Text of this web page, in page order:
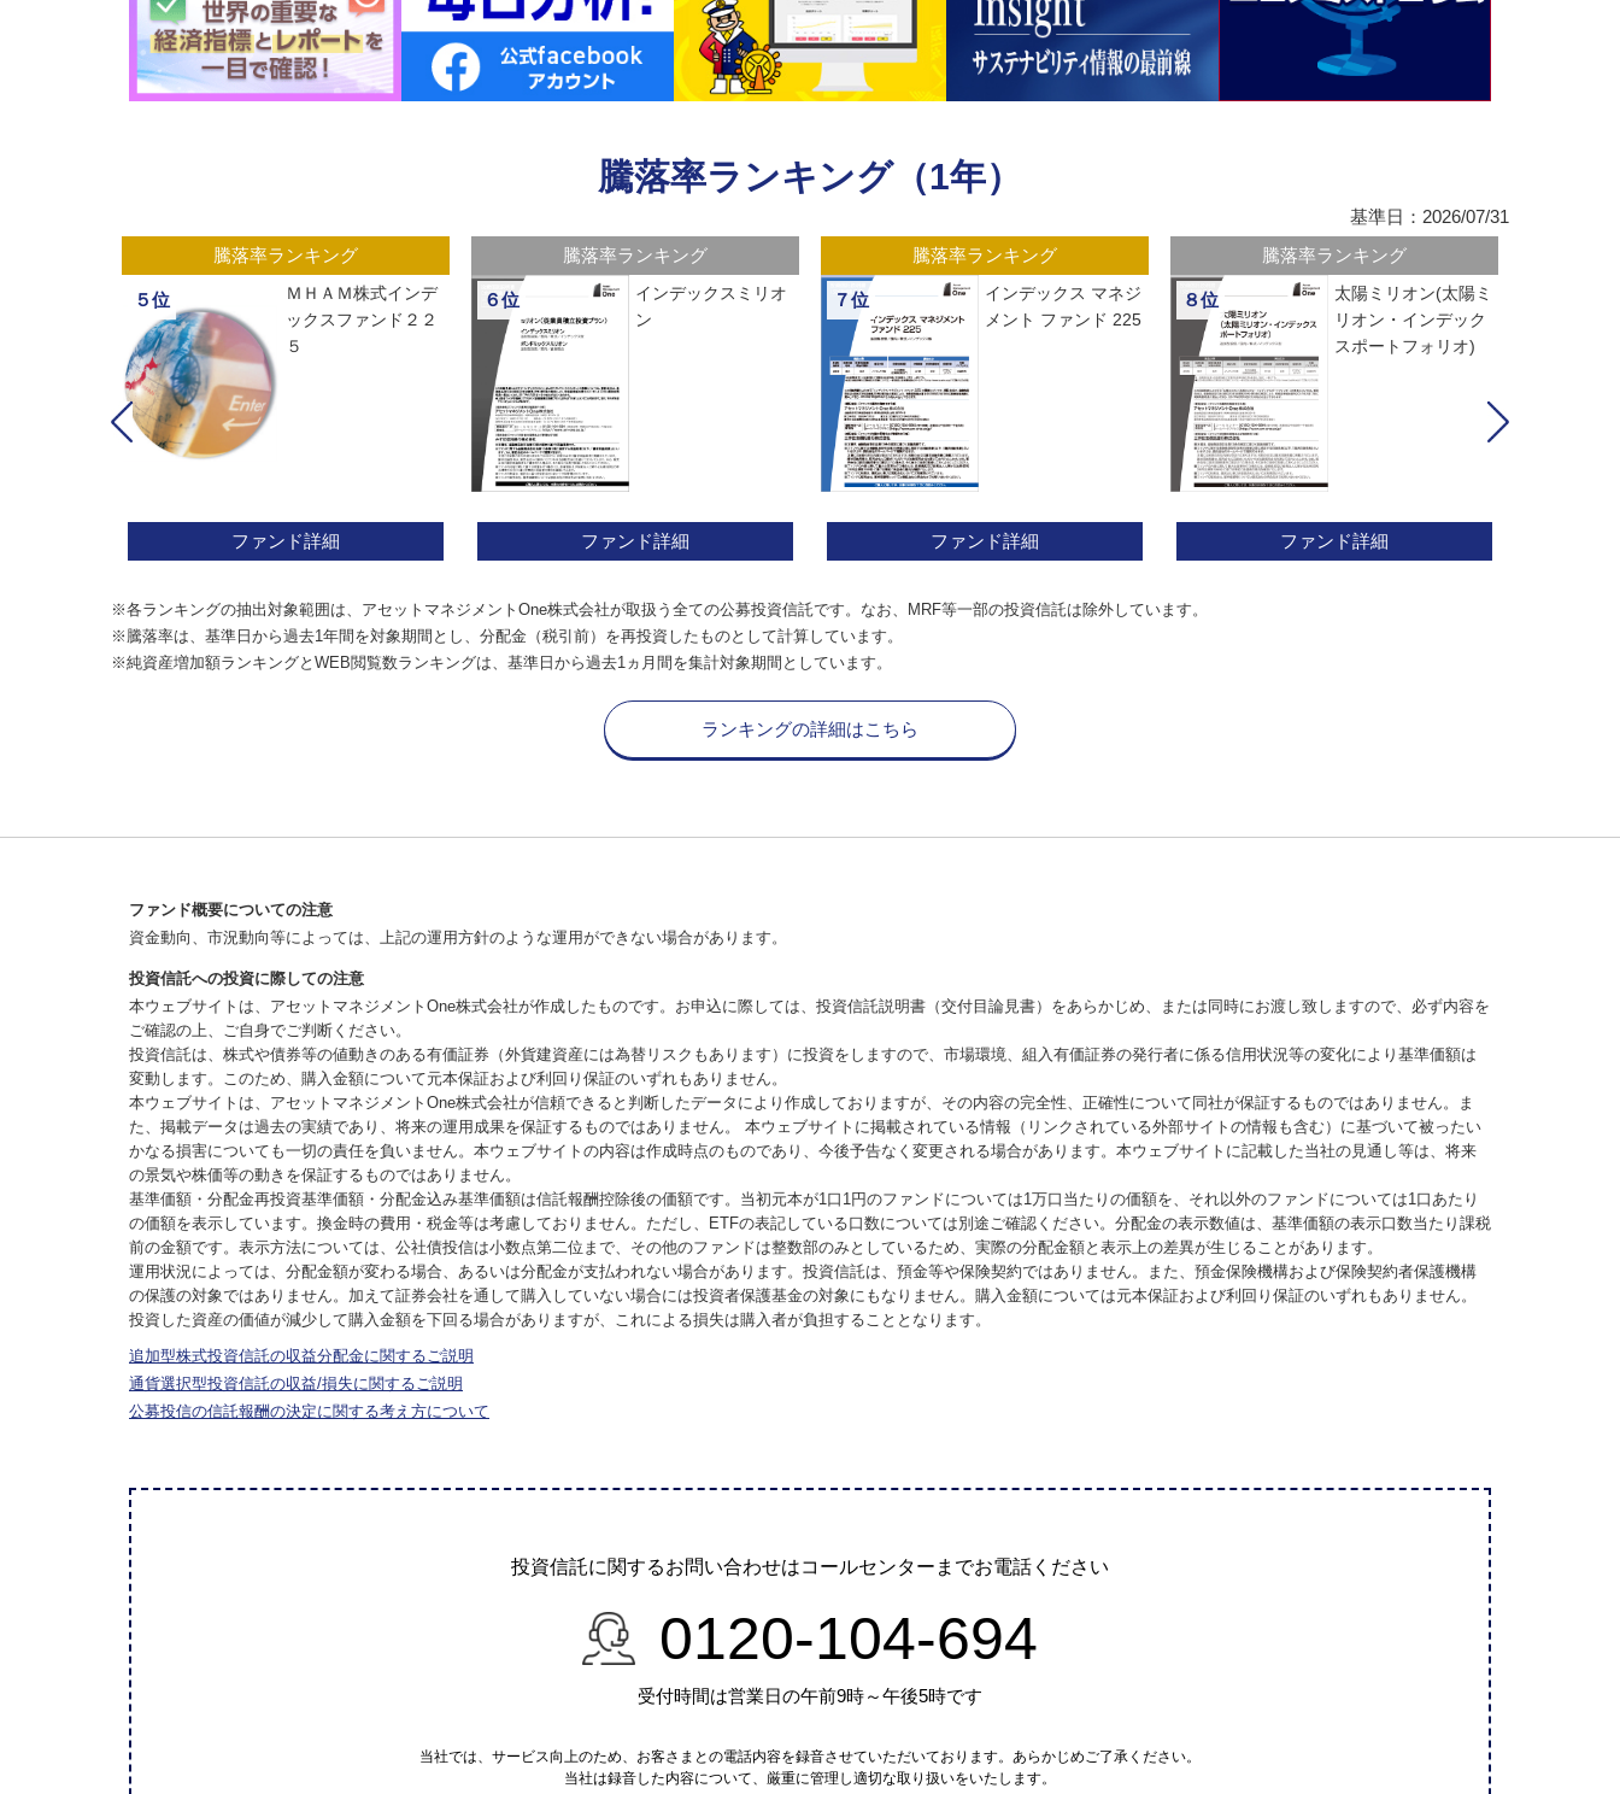
騰落率ランキング（1年）
基準日：2026/07/31
騰落率ランキング
５位
ＭＨＡＭ株式インデ
ックスファンド２２
５
ファンド詳細
騰落率ランキング
６位
インデックスミリオ
ン
ファンド詳細
騰落率ランキング
７位
インデックス マネジ
メント ファンド 225
ファンド詳細
騰落率ランキング
８位
太陽ミリオン(太陽ミ
リオン・インデック
スポートフォリオ)
ファンド詳細
※各ランキングの抽出対象範囲は、アセットマネジメントOne株式会社が取扱う全ての公募投資信託です。なお、MRF等一部の投資信託は除外しています。
※騰落率は、基準日から過去1年間を対象期間とし、分配金（税引前）を再投資したものとして計算しています。
※純資産増加額ランキングとWEB閲覧数ランキングは、基準日から過去1ヵ月間を集計対象期間としています。
ランキングの詳細はこちら
ファンド概要についての注意
資金動向、市況動向等によっては、上記の運用方針のような運用ができない場合があります。
投資信託への投資に際しての注意
本ウェブサイトは、アセットマネジメントOne株式会社が作成したものです。お申込に際しては、投資信託説明書（交付目論見書）をあらかじめ、または同時にお渡し致しますので、必ず内容を
ご確認の上、ご自身でご判断ください。
投資信託は、株式や債券等の値動きのある有価証券（外貨建資産には為替リスクもあります）に投資をしますので、市場環境、組入有価証券の発行者に係る信用状況等の変化により基準価額は
変動します。このため、購入金額について元本保証および利回り保証のいずれもありません。
本ウェブサイトは、アセットマネジメントOne株式会社が信頼できると判断したデータにより作成しておりますが、その内容の完全性、正確性について同社が保証するものではありません。ま
た、掲載データは過去の実績であり、将来の運用成果を保証するものではありません。 本ウェブサイトに掲載されている情報（リンクされている外部サイトの情報も含む）に基づいて被ったい
かなる損害についても一切の責任を負いません。本ウェブサイトの内容は作成時点のものであり、今後予告なく変更される場合があります。本ウェブサイトに記載した当社の見通し等は、将来
の景気や株価等の動きを保証するものではありません。
基準価額・分配金再投資基準価額・分配金込み基準価額は信託報酬控除後の価額です。当初元本が1口1円のファンドについては1万口当たりの価額を、それ以外のファンドについては1口あたり
の価額を表示しています。換金時の費用・税金等は考慮しておりません。ただし、ETFの表記している口数については別途ご確認ください。分配金の表示数値は、基準価額の表示口数当たり課税
前の金額です。表示方法については、公社債投信は小数点第二位まで、その他のファンドは整数部のみとしているため、実際の分配金額と表示上の差異が生じることがあります。
運用状況によっては、分配金額が変わる場合、あるいは分配金が支払われない場合があります。投資信託は、預金等や保険契約ではありません。また、預金保険機構および保険契約者保護機構
の保護の対象ではありません。加えて証券会社を通して購入していない場合には投資者保護基金の対象にもなりません。購入金額については元本保証および利回り保証のいずれもありません。
投資した資産の価値が減少して購入金額を下回る場合がありますが、これによる損失は購入者が負担することとなります。
追加型株式投資信託の収益分配金に関するご説明
通貨選択型投資信託の収益/損失に関するご説明
公募投信の信託報酬の決定に関する考え方について
投資信託に関するお問い合わせはコールセンターまでお電話ください
0120-104-694
受付時間は営業日の午前9時～午後5時です
当社では、サービス向上のため、お客さまとの電話内容を録音させていただいております。あらかじめご了承ください。
当社は録音した内容について、厳重に管理し適切な取り扱いをいたします。